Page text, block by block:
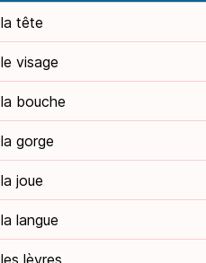
la tête
le visage
la bouche
la gorge
la joue
la langue